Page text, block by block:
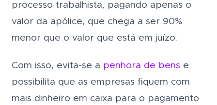
processo trabalhista, pagando apenas o
valor da apólice, que chega a ser 90%
menor que o valor que está em juízo.
Com isso, evita-se a penhora de bens e
possibilita que as empresas fiquem com
mais dinheiro em caixa para o pagamento